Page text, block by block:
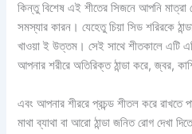
কিন্তু বিশেষ এই শীতের সিজনে আপনি মাত্রা
সমস্যার কারন। যেহেতু চিয়া সিড শরিরকে
খাওয়া ই উত্তম। সেই সাথে শীতকালে এটি
আপনার শরীরে অতিরিক্ত ঠান্ডা করে, জ্বর,
এবং আপনার শীররে প্রচন্ড শীতল করে রাখতে
মাথা ব্যাথা বা আরো ঠান্ডা জনিত রোগ দেখা